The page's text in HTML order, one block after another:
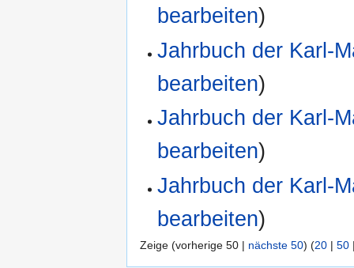
bearbeiten)
Jahrbuch der Karl-
bearbeiten)
Jahrbuch der Karl-
bearbeiten)
Jahrbuch der Karl-
bearbeiten)
Zeige (vorherige 50 | nächste 50) (20 | 50